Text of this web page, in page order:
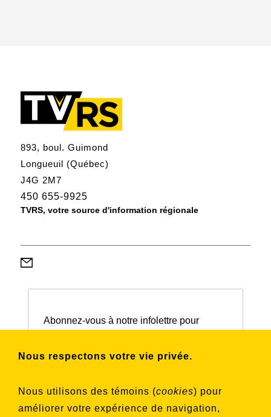
Nous respectons votre vie privée.
Nous utilisons des témoins (cookies) pour
améliorer votre expérience de navigation,
893, boul. Guimond
Longueuil (Québec)
J4G 2M7
450 655-9925
TVRS, votre source d'information régionale
Abonnez-vous à notre infolettre pour
souhaitez vous inscrire